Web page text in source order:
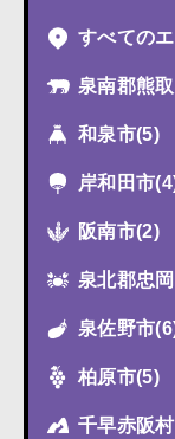
すべての
泉南郡熊
和泉市(5)
岸和田市
阪南市(2)
泉北郡忠
泉佐野市
柏原市(5)
千早赤阪村